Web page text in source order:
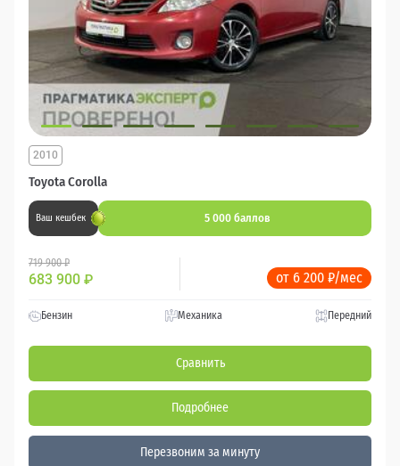
Toyota Corolla
2010
Ваш кешбек 5 000 баллов
719 900 ₽
683 900 ₽ от 6 200 ₽/мес
Бензин Механика Передний
Сравнить
Подробнее
Перезвоним за минуту